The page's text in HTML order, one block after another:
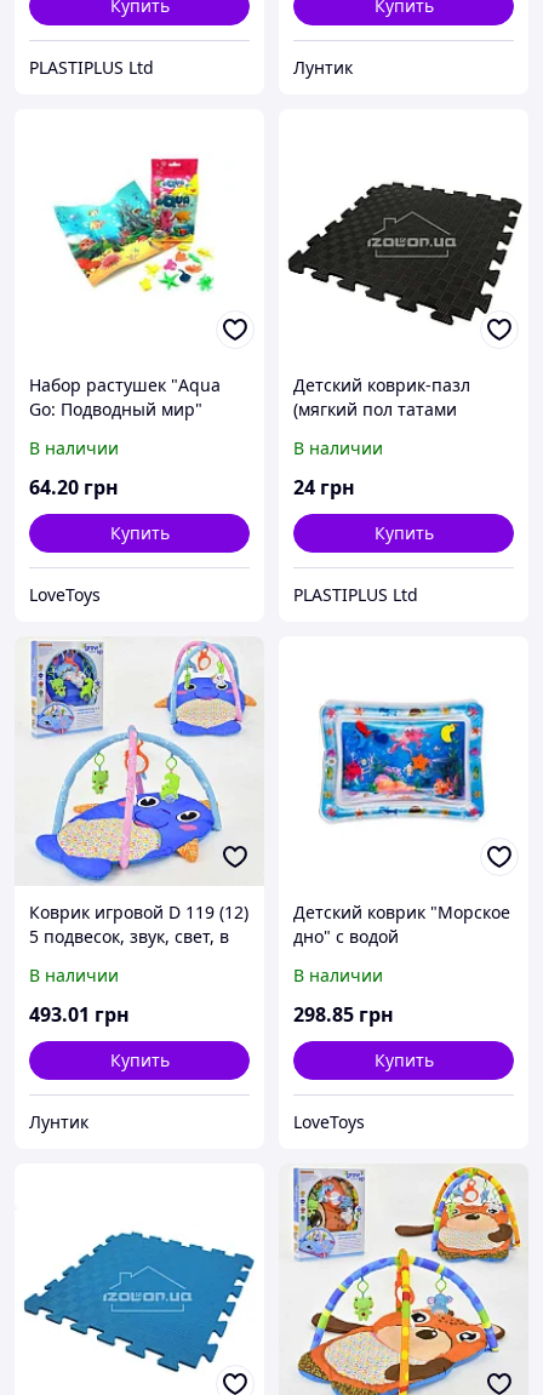
Купить
PLASTIPLUS Ltd
Купить
Лунтик
Набор растушек "Aqua
Go: Подводный мир"
В наличии
64.20 грн
Купить
LoveToys
Детский коврик-пазл
(мягкий пол татами
EVA SPORT 300х300х10мм,
черный
В наличии
24 грн
Купить
PLASTIPLUS Ltd
Коврик игровой D 119 (12)
5 подвесок, звук, свет, в
В наличии
493.01 грн
Купить
Лунтик
Детский коврик "Морское
дно" с водой
В наличии
298.85 грн
Купить
LoveToys